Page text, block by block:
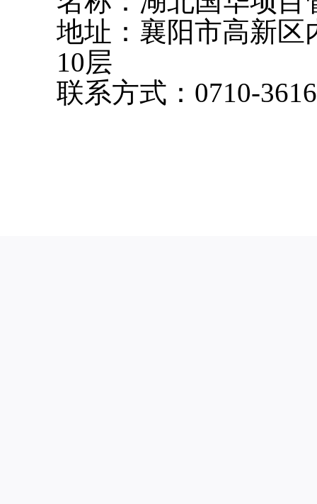
地址：襄阳市高新区
10层
联系方式： 0710-